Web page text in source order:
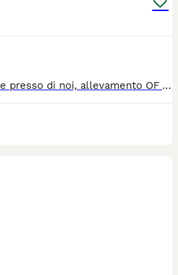
E' disponibile all'adozione presso di noi, allevamento OF VILLA DESIRE RAGDOLLS bellissimo cucciolo con occhi come zaffiri, nel colore seal bicolore, è figlio di Grandi Campioni Internazionali. Il suo carattere è dolcissimo, affettuoso e interagisce sempre con noi umani, speciale e adorabile. Proviene da linee genetiche di grande qualità e puo' essere adottato. E' ceduto con pedigree ministeriale, libretto sanitario, sverminazioni e con vaccinazione pentavalente completa. I genitori sono testati per le piu' gravi malattie genetiche ed infettive quali, HCM, PKD, Fiv e FeLV e saranno rilasciate copie dei certificati ai nuovi proprietari. I cuccioli sono amati ed educati e socializzati al contatto umano, crescono nella nostra famiglia e potrà essere visibile presso di noi su appuntamento. Per altre info e foto pregasi prendere contatto w.app con noi.